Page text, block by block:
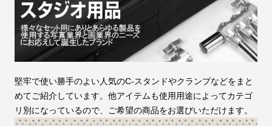
堅牢で使い勝手のよい人気のC-スタンドやクランプなどをまと
めてご紹介しています。他アイテムも使用用途によってカテゴ
リ別になっているので、ご希望の商品をお選びいただけます。